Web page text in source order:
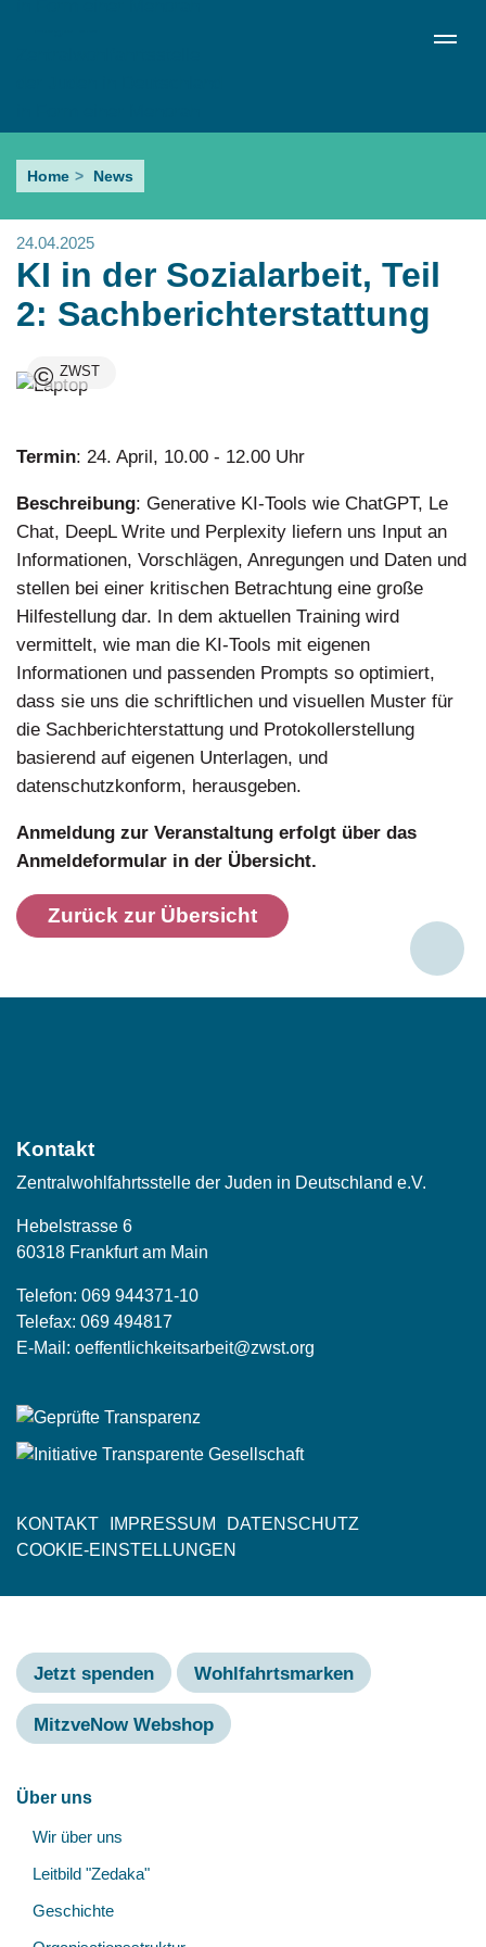
KI
in
der
Sozialarbeit,
Teil
Sachberichterstattung
Home News
24.04.2025
KI in der Sozialarbeit, Teil
2: Sachberichterstattung
© ZWST
Termin: 24. April, 10.00 - 12.00 Uhr
Beschreibung: Generative KI-Tools wie ChatGPT, Le
Chat, DeepL Write und Perplexity liefern uns Input an
Informationen, Vorschlägen, Anregungen und Daten und
stellen bei einer kritischen Betrachtung eine große
Hilfestellung dar. In dem aktuellen Training wird
vermittelt, wie man die KI-Tools mit eigenen
Informationen und passenden Prompts so optimiert,
dass sie uns die schriftlichen und visuellen Muster für
die Sachberichterstattung und Protokollerstellung
basierend auf eigenen Unterlagen, und
datenschutzkonform, herausgeben.
Anmeldung zur Veranstaltung erfolgt über das
Anmeldeformular in der Übersicht.
Zurück zur Übersicht
Kontakt
Zentralwohlfahrtsstelle der Juden in Deutschland e.V.
Hebelstrasse 6
60318 Frankfurt am Main
Telefon: 069 944371-10
Telefax: 069 494817
E-Mail: oeffentlichkeitsarbeit@zwst.org
Fußzeile
KONTAKT IMPRESSUM
DATENSCHUTZ
COOKIE-EINSTELLUNGEN
Jetzt spenden Wohlfahrtsmarken
MitzveNow Webshop
Hauptnavigation
Über uns
Wir über uns
Leitbild "Zedaka"
Geschichte